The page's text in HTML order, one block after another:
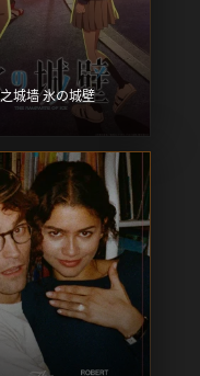
城墙 氷の城壁